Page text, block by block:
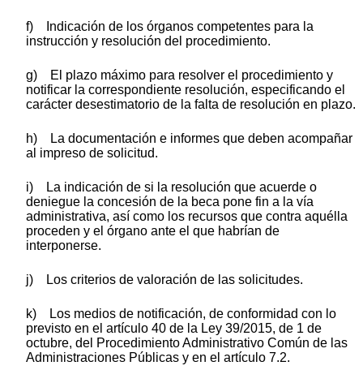
f) Indicación de los órganos competentes para la
instrucción y resolución del procedimiento.
g) El plazo máximo para resolver el procedimiento y
notificar la correspondiente resolución, especificando el
carácter desestimatorio de la falta de resolución en plazo.
h) La documentación e informes que deben acompañar
al impreso de solicitud.
i) La indicación de si la resolución que acuerde o
deniegue la concesión de la beca pone fin a la vía
administrativa, así como los recursos que contra aquélla
proceden y el órgano ante el que habrían de
interponerse.
j) Los criterios de valoración de las solicitudes.
k) Los medios de notificación, de conformidad con lo
previsto en el artículo 40 de la Ley 39/2015, de 1 de
octubre, del Procedimiento Administrativo Común de las
Administraciones Públicas y en el artículo 7.2.